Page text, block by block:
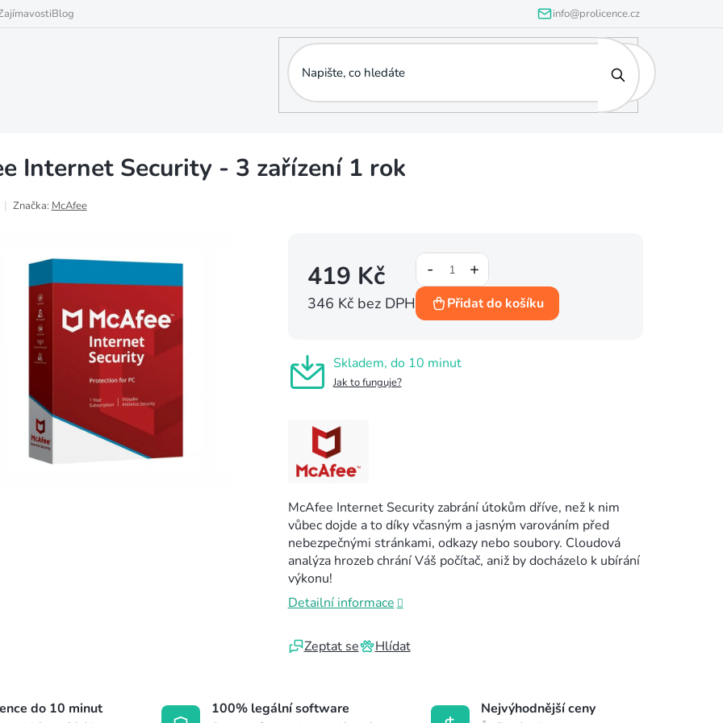
info@prolicence.cz
Blog
Internet Security - 3 zařízení 1 rok
Značka: McAfee
Skladem, do 10 minut
Jak to funguje?
McAfee Internet Security zabrání útokům dříve, než k nim
vůbec dojde a to díky včasným a jasným varováním před
nebezpečnými stránkami, odkazy nebo soubory. Cloudová
analýza hrozeb chrání Váš počítač, aniž by docházelo k ubírání
výkonu!
Detailní informace
Zeptat se Hlídat
419 Kč
346 Kč bez DPH Přidat do košíku
do 10 minut 100% legální software Nejvýhodnější ceny